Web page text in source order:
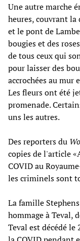
Une autre marche
heures, couvrant
et le pont de
bougies et des
de tous ceux qui
pour laisser des
accrochées au mur
Les fleurs ont été
promenade.
uns les autres.
Des reporters du
copies de l'article
COVID au
les criminels sont
La famille
hommage à Teval,
Teval est décédé